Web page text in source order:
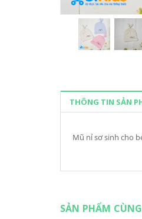
THÔNG TIN SẢN
Mũ nỉ sơ sinh cho
SẢN PHẨM